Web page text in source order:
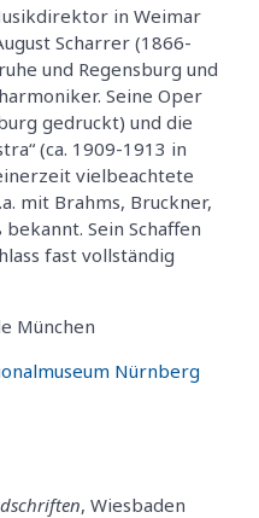
in Weimar
Scharrer (1866-
und Regensburg und
Seine Oper
gedruckt) und die
(ca. 1909-1913 in
vielbeachtete
mit Brahms, Bruckner,
Sein Schaffen
fast vollständig
München
Nürnberg
, Wiesbaden